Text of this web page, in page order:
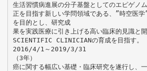
生活習慣病進展の分子基盤としてのエピゲノ
正を目指す新しい学問領域である、”時空医
を目的とし、研究成
果を実践医療に引き上げる高い臨床的見識と
SCIENTIFIC CLINICIANの育成を目指す。
2016/4/1～2019/3/31
（3年）
癌に関する幅広い基礎・臨床研究を遂行し、